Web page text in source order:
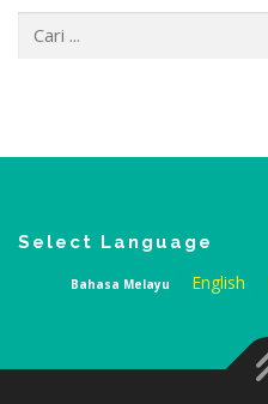
Cari:
Select Language
Bahasa Melayu English